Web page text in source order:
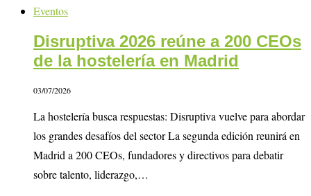
Eventos
Disruptiva 2026 reúne a 200 CEOs
de la hostelería en Madrid
03/07/2026
La hostelería busca respuestas: Disruptiva vuelve para abordar
los grandes desafíos del sector La segunda edición reunirá en
Madrid a 200 CEOs, fundadores y directivos para debatir
sobre talento, liderazgo,…